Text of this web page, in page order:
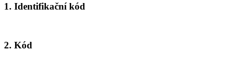
1. Identifikační kód
2. Kód